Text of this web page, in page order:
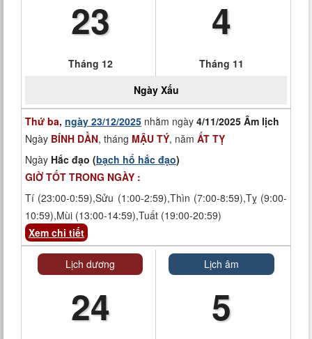
23
Tháng 12
4
Tháng 11
Ngày Xấu
Thứ ba, ngày 23/12/2025 nhằm ngày 4/11/2025 Âm lịch
Ngày BÍNH DẦN, tháng MẬU TÝ, năm ẤT TỴ
Ngày Hắc đạo (bạch hổ hắc đạo)
GIỜ TỐT TRONG NGÀY :
Tí (23:00-0:59),Sửu (1:00-2:59),Thìn (7:00-8:59),Tỵ (9:00-
10:59),Mùi (13:00-14:59),Tuất (19:00-20:59)
Xem chi tiết
Lịch dương
24
Lịch âm
5